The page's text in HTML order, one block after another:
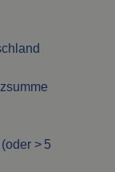
> 5